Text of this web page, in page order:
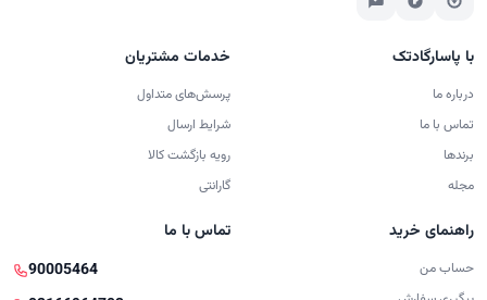
با پاسارگادتک
درباره ما
تماس با ما
برندها
مجله
خدمات مشتریان
پرسش‌های متداول
شرایط ارسال
رویه بازگشت کالا
گارانتی
راهنمای خرید
حساب من
تماس با ما
90005464